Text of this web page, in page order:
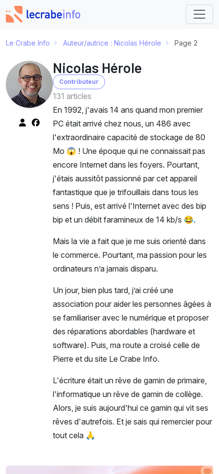
Le Crabe Info Auteur/autrice : Nicolas Hérole Page 2
Nicolas Hérole
Contributeur
131 articles
En 1992, j'avais 14 ans quand mon premier
PC était arrivé chez nous, un 486 avec
l'extraordinaire capacité de stockage de 80
Mo 😱 ! Une époque qui ne connaissait pas
encore Internet dans les foyers. Pourtant,
j'étais aussitôt passionné par cet appareil
fantastique que je trifouillais dans tous les
sens ! Puis, est arrivé l'Internet avec des bip
bip et un débit faramineux de 14 kb/s 😂.
Mais la vie a fait que je me suis orienté dans
le commerce. Pourtant, ma passion pour les
ordinateurs n’a jamais disparu.
Un jour, bien plus tard, j’ai créé une
association pour aider les personnes âgées à
se familiariser avec le numérique et proposer
des réparations abordables (hardware et
software). Puis, ma route a croisé celle de
Pierre et du site Le Crabe Info.
L'écriture était un rêve de gamin de primaire,
l'informatique un rêve de gamin de collège.
Alors, je suis aujourd'hui ce gamin qui vit ses
rêves d'autrefois. Et je sais qui remercier pour
tout cela 🙏